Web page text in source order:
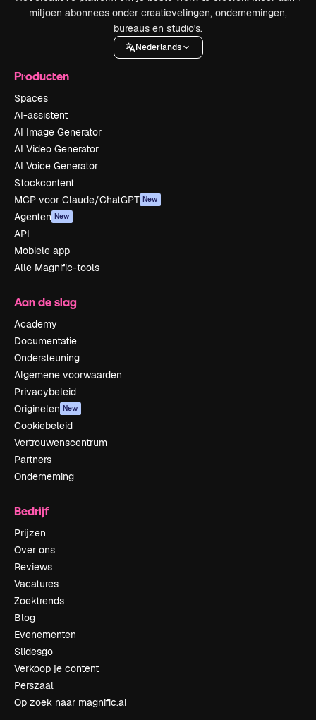
miljoen abonnees onder creatievelingen, ondernemingen,
bureaus en studio's.
Nederlands
Producten
Spaces
AI-assistent
AI Image Generator
AI Video Generator
AI Voice Generator
Stockcontent
MCP voor Claude/ChatGPT New
Agenten New
API
Mobiele app
Alle Magnific-tools
Aan de slag
Academy
Documentatie
Ondersteuning
Algemene voorwaarden
Privacybeleid
Originelen New
Cookiebeleid
Vertrouwenscentrum
Partners
Onderneming
Bedrijf
Prijzen
Over ons
Reviews
Vacatures
Zoektrends
Blog
Evenementen
Slidesgo
Verkoop je content
Perszaal
Op zoek naar magnific.ai